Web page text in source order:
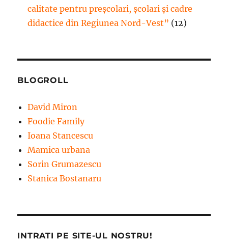
calitate pentru preșcolari, școlari și cadre
didactice din Regiunea Nord-Vest” (12)
BLOGROLL
David Miron
Foodie Family
Ioana Stancescu
Mamica urbana
Sorin Grumazescu
Stanica Bostanaru
INTRATI PE SITE-UL NOSTRU!